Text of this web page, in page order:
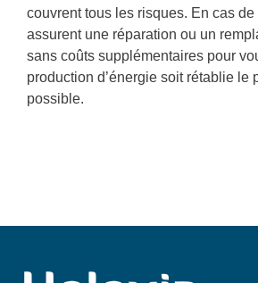
couvrent tous les risques. En cas
assurent une réparation ou un
sans coûts supplémentaires pour
production d’énergie soit rétablie le
possible.